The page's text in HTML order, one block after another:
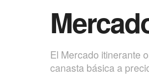
El Mercado itinerante
canasta básica a